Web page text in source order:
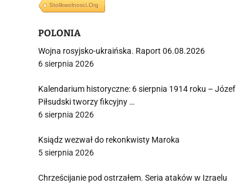
Stolikwolnosci.org
POLONIA
Wojna rosyjsko-ukraińska. Raport 06.08.2026
6 sierpnia 2026
Kalendarium historyczne: 6 sierpnia 1914 roku – Józef
Piłsudski tworzy fikcyjny …
6 sierpnia 2026
Ksiądz wezwał do rekonkwisty Maroka
5 sierpnia 2026
Chrześcijanie pod ostrzałem. Seria ataków w Izraelu